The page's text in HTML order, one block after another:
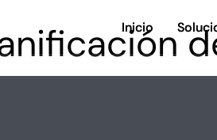
Inicio
Inicio